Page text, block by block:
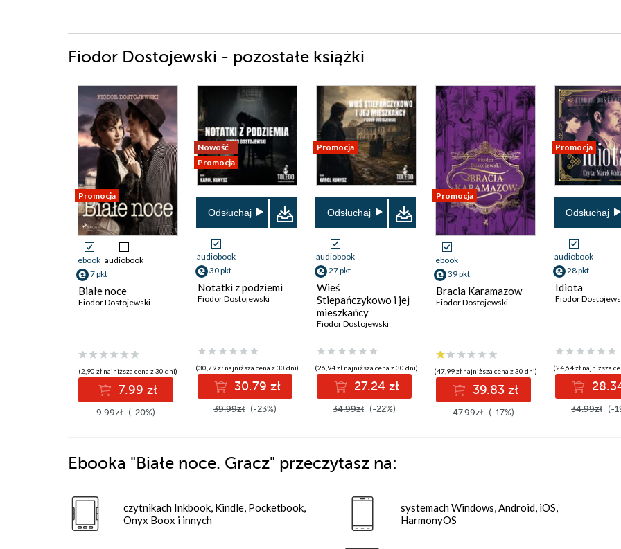
Fiodor Dostojewski - pozostałe książki
Promocja
ebook audiobook
7 pkt
Białe noce
Fiodor Dostojewski
(2,90 zł najniższa cena z 30 dni)
7.99 zł
9.99zł (-20%)
Nowość
Promocja
Odsłuchaj
audiobook
30 pkt
Notatki z podziemi
Fiodor Dostojewski
(30,79 zł najniższa cena z 30 dni)
30.79 zł
39.99zł (-23%)
Promocja
Odsłuchaj
audiobook
27 pkt
Wieś
Stiepańczykowo i jej
mieszkańcy
Fiodor Dostojewski
(26,94 zł najniższa cena z 30 dni)
27.24 zł
34.99zł (-22%)
Promocja
ebook
39 pkt
Bracia Karamazow
Fiodor Dostojewski
(47,99 zł najniższa cena z 30 dni)
39.83 zł
47.99zł (-17%)
Promocja
Odsłuchaj
audiobook
28 pkt
Idiota
Fiodor
(24,64 zł najniższa
34.99zł (-
Ebooka "Białe noce. Gracz" przeczytasz na:
czytnikach Inkbook, Kindle, Pocketbook,
Onyx Boox i innych
systemach Windows, Android, iOS,
HarmonyOS